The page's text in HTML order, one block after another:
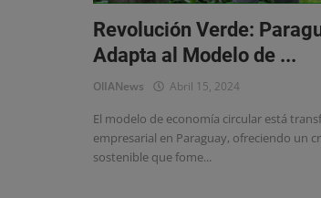
Revolución Verde:
Adapta al Modelo de ...
OlIANews Abril 15, 2024
El modelo de economía circular está
empresarial en Paraguay, ofreciendo un
sostenible que fome...